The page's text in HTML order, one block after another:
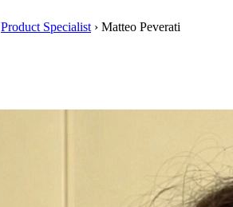
Product Specialist › Matteo Peverati